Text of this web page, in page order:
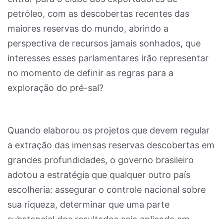
petróleo, com as descobertas recentes das
maiores reservas do mundo, abrindo a
perspectiva de recursos jamais sonhados, que
interesses esses parlamentares irão representar
no momento de definir as regras para a
exploração do pré-sal?
Quando elaborou os projetos que devem regular
a extração das imensas reservas descobertas em
grandes profundidades, o governo brasileiro
adotou a estratégia que qualquer outro país
escolheria: assegurar o controle nacional sobre
sua riqueza, determinar que uma parte